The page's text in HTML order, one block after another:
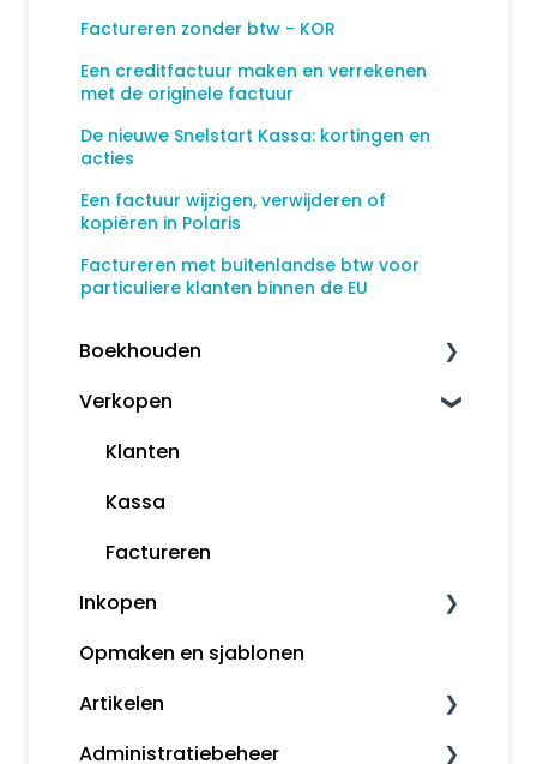
Factureren zonder btw - KOR
Een creditfactuur maken en verrekenen
met de originele factuur
De nieuwe Snelstart Kassa: kortingen en
acties
Een factuur wijzigen, verwijderen of
kopiëren in Polaris
Factureren met buitenlandse btw voor
particuliere klanten binnen de EU
Boekhouden
Boekhouden
Aangifte
Voorbeeldboekingen
Grootboekrekeningen
Boekjaar afsluiten
Margeregeling
Overzichten
Rapportages
Verkopen
Klanten
Kassa
Factureren
Inkopen
Leveranciers
InControle (inkopen en backorder)
Inkopen
Opmaken en sjablonen
Artikelen
Artikelomzetgroepen
Administratiebeheer